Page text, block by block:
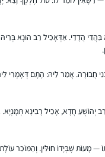
הֲדָדֵי. אַדְּאָכֵיל רַב הוּנָא
חֲבוּרָה. אֲמַר לֵיהּ: הָתָם דְּאָמְרִי
יְהוֹשֻׁעַ חֲדָא, אָכֵיל רָבִינָא
— מָעוֹת שֶׁבְּיָדוֹ חוּלִּין. וְהַמּוֹכֵר
בעבר את הפרק היומי
הדף עם בעלי שזה
אפרת, ישראל